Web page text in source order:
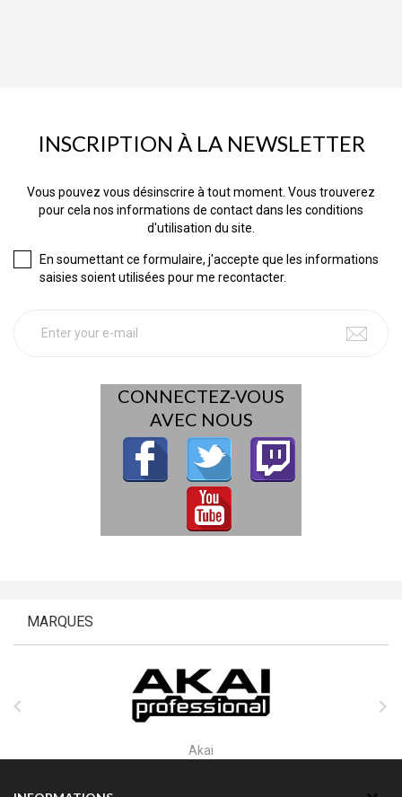
INSCRIPTION À LA NEWSLETTER
Vous pouvez vous désinscrire à tout moment. Vous trouverez
pour cela nos informations de contact dans les conditions
d'utilisation du site.
En soumettant ce formulaire, j'accepte que les informations
saisies soient utilisées pour me recontacter.
CONNECTEZ-VOUS
AVEC NOUS
MARQUES

Akai
